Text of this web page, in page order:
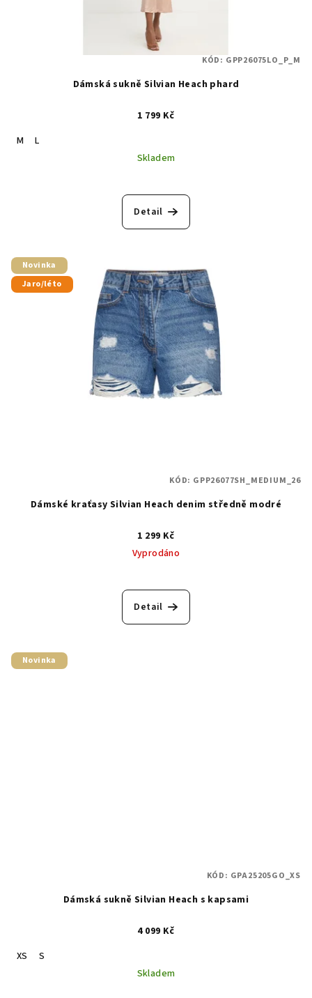
Dámská sukně Silvian Heach phard
1 799 Kč
M
L
Skladem
Detail
KÓD: GPP26075LO_P_M
Novinka
Jaro/léto
Dámské kraťasy Silvian Heach denim středně modré
1 299 Kč
Vyprodáno
Detail
KÓD: GPP26077SH_MEDIUM_26
Novinka
Dámská sukně Silvian Heach s kapsami
4 099 Kč
XS
S
Skladem
KÓD: GPA25205GO_XS